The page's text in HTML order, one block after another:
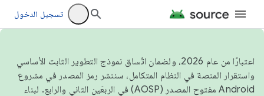
تسجيل الدخول
اعتبارًا من عام 2026، ولضمان اتّساق نموذج التطوير الثابت الأساسي
واستقرار المنصة في النظام المتكامل، سننشر رمز المصدر في مشروع
Android مفتوح المصدر (AOSP) في الربعَين الثاني والرابع. لبناء